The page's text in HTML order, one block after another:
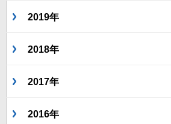
2019年
2018年
2017年
2016年